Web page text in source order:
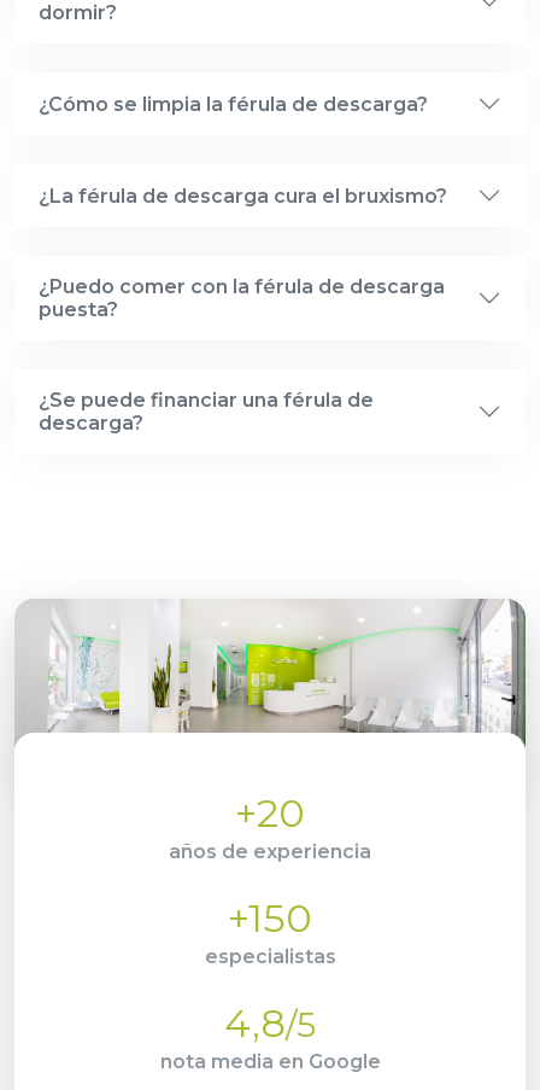
dormir?
¿Cómo se limpia la férula de descarga?
¿La férula de descarga cura el bruxismo?
¿Puedo comer con la férula de descarga
puesta?
¿Se puede financiar una férula de
descarga?
+20
años de experiencia
+150
especialistas
4,8/5
nota media en Google